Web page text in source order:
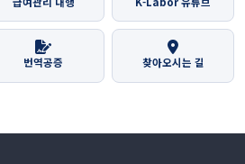
번역공증 찾아오시는 길